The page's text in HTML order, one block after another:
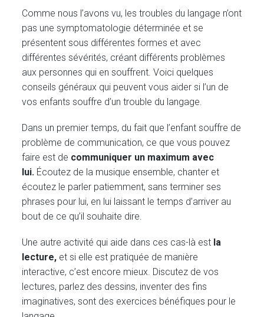
Comme nous l’avons vu, les troubles du langage n’ont
pas une symptomatologie déterminée et se
présentent sous différentes formes et avec
différentes sévérités, créant différents problèmes
aux personnes qui en souffrent. Voici quelques
conseils généraux qui peuvent vous aider si l’un de
vos enfants souffre d’un trouble du langage.
Dans un premier temps, du fait que l’enfant souffre de
problème de communication, ce que vous pouvez
faire est de communiquer un maximum avec
lui. Écoutez de la musique ensemble, chanter et
écoutez le parler patiemment, sans terminer ses
phrases pour lui, en lui laissant le temps d’arriver au
bout de ce qu’il souhaite dire.
Une autre activité qui aide dans ces cas-là est la
lecture, et si elle est pratiquée de manière
interactive, c’est encore mieux. Discutez de vos
lectures, parlez des dessins, inventer des fins
imaginatives, sont des exercices bénéfiques pour le